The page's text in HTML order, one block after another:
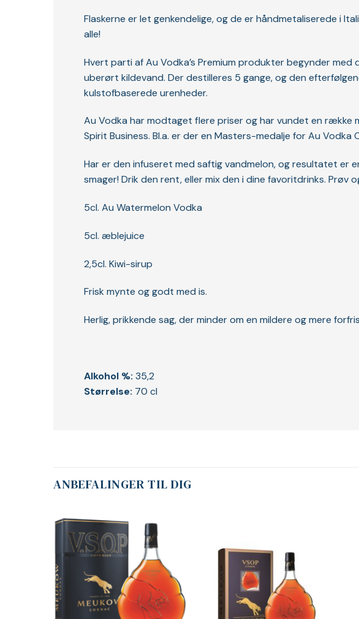
Flaskerne er let genkendelige, og de er håndmetaliserede i
alle!
Hvert parti af Au Vodka’s Premium produkter begynder
uberørt kildevand. Der destilleres 5 gange, og den
kulstofbaserede urenheder.
Au Vodka har modtaget flere priser og har vundet en række
Spirit Business. Bl.a. er der en Masters-medalje for Au Vodka
Har er den infuseret med saftig vandmelon, og resultatet er
smager! Drik den rent, eller mix den i dine favoritdrinks. Prøv
5cl. Au Watermelon Vodka
5cl. æblejuice
2,5cl. Kiwi-sirup
Frisk mynte og godt med is.
Herlig, prikkende sag, der minder om en mildere og mere
Alkohol %: 35,2
Størrelse: 70 cl
ANBEFALINGER TIL DIG